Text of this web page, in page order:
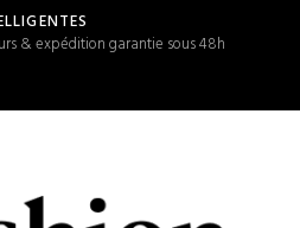
& expédition garantie sous 48h